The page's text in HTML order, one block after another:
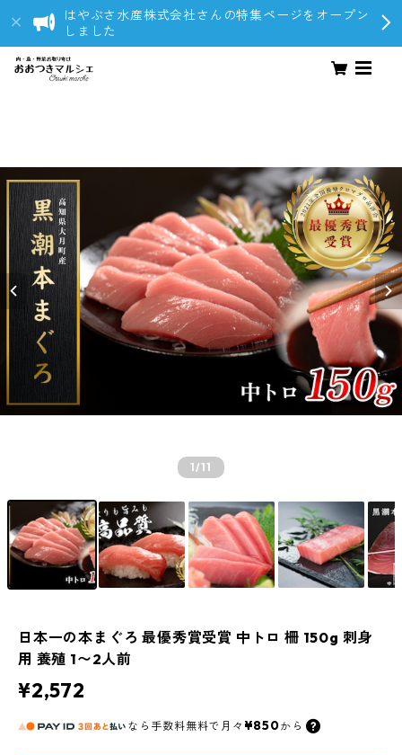
はやぶさ水産株式会社さんの特集ページをオープン
しました
1/11
日本一の本まぐろ 最優秀賞受賞 中トロ 柵 150g 刺身
用 養殖 1〜2人前
¥2,572
なら 手数料無料で 月々 ¥850から